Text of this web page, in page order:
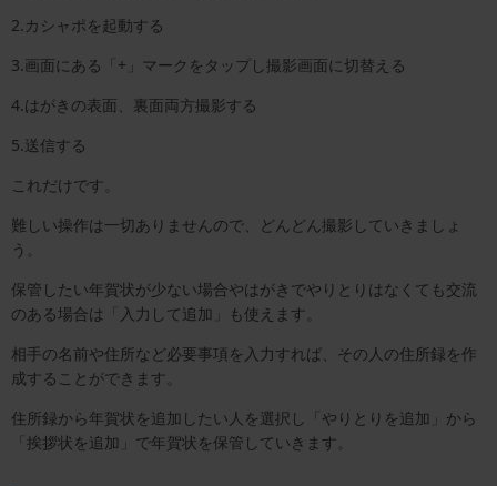
2.カシャポを起動する
3.画面にある「+」マークをタップし撮影画面に切替える
4.はがきの表面、裏面両方撮影する
5.送信する
これだけです。
難しい操作は一切ありませんので、どんどん撮影していきましょ
う。
保管したい年賀状が少ない場合やはがきでやりとりはなくても交流
のある場合は「入力して追加」も使えます。
相手の名前や住所など必要事項を入力すれば、その人の住所録を作
成することができます。
住所録から年賀状を追加したい人を選択し「やりとりを追加」から
「挨拶状を追加」で年賀状を保管していきます。